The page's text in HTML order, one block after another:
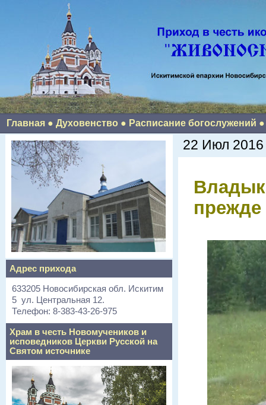
Главная ●Духовенство ● Расписание богослужений
Адрес прихода
633205 Новосибирская обл. Искитим
5 ул. Центральная 12.
Телефон: 8-383-43-26-975
Храм в честь Новомучеников и
исповедников Церкви Русской на
Святом источнике
22 Июл
прежде